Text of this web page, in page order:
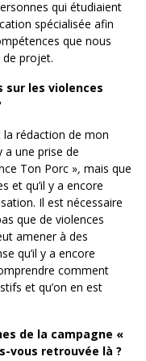
qui étudiaient
spécialisée afin
que nous
projet.
les violences
la rédaction de mon
une prise de
Ton Porc », mais que
et qu’il y a encore
Il est nécessaire
que de violences
amener à des
qu’il y a encore
comment
et qu’on en est
de la campagne «
vous retrouvée là ?